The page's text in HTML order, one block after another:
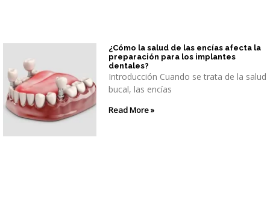
¿Cómo la salud de las encías afecta la
preparación para los implantes
dentales?
Introducción Cuando se trata de la salud
bucal, las encías
Read More »